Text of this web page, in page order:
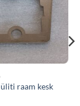
raam kesk